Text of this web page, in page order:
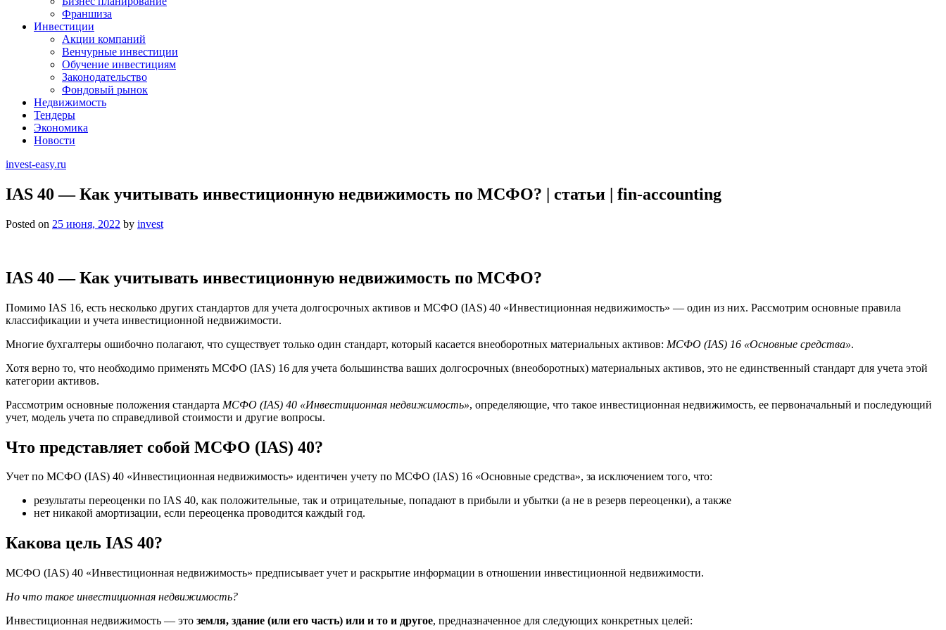
Франшиза
Инвестиции
Акции компаний
Венчурные инвестиции
Обучение инвестициям
Законодательство
Фондовый рынок
Недвижимость
Тендеры
Экономика
Новости
invest-easy.ru
IAS 40 — Как учитывать инвестиционную недвижимость по МСФО? | статьи | fin-accounting
Posted on 25 июня, 2022 by invest
IAS 40 — Как учитывать инвестиционную недвижимость по МСФО?
Помимо IAS 16, есть несколько других стандартов для учета долгосрочных активов и МСФО (IAS) 40 «Инвестиционная недвижимость» — один из них. Рассмотрим основные правила
классификации и учета инвестиционной недвижимости.
Многие бухгалтеры ошибочно полагают, что существует только один стандарт, который касается внеоборотных материальных активов: МСФО (IAS) 16 «Основные средства».
Хотя верно то, что необходимо применять МСФО (IAS) 16 для учета большинства ваших долгосрочных (внеоборотных) материальных активов, это не единственный стандарт для учета этой
категории активов.
Рассмотрим основные положения стандарта МСФО (IAS) 40 «Инвестиционная недвижимость», определяющие, что такое инвестиционная недвижимость, ее первоначальный и последующий
учет, модель учета по справедливой стоимости и другие вопросы.
Что представляет собой МСФО (IAS) 40?
Учет по МСФО (IAS) 40 «Инвестиционная недвижимость» идентичен учету по МСФО (IAS) 16 «Основные средства», за исключением того, что:
результаты переоценки по IAS 40, как положительные, так и отрицательные, попадают в прибыли и убытки (а не в резерв переоценки), а также
нет никакой амортизации, если переоценка проводится каждый год.
Какова цель IAS 40?
МСФО (IAS) 40 «Инвестиционная недвижимость» предписывает учет и раскрытие информации в отношении инвестиционной недвижимости.
Но что такое инвестиционная недвижимость?
Инвестиционная недвижимость — это земля, здание (или его часть) или и то и другое, предназначенное для следующих конкретных целей: